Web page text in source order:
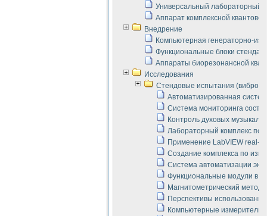
Универсальный лабораторный
Аппарат комплексной
Внедрение
Компьютерная генераторно-
Функциональные блоки стенда
Аппараты биорезонансной
Исследования
Стендовые испытания
Автоматизированная
Система мониторинга
Контроль духовых
Лабораторный комплекс по
Применение LabVIEW real-
Создание комплекса по
Система автоматизации
Функциональные модули в
Магнитометрический метод
Перспективы
Компьютерные